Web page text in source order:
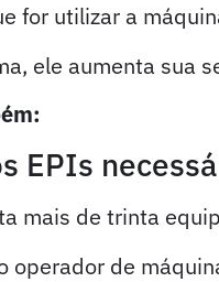
for utilizar a
ele aumenta sua
EPIs
mais de trinta
operador de